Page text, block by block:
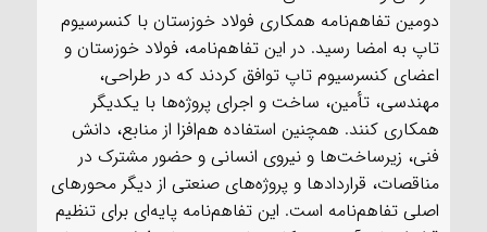
دومین تفاهم‌نامه همکاری فولاد خوزستان با کنسرسیوم
تاپ به امضا رسید. در این تفاهم‌نامه، فولاد خوزستان و
اعضای کنسرسیوم تاپ توافق کردند که در طراحی،
مهندسی، تأمین، ساخت و اجرای پروژه‌ها با یکدیگر
همکاری کنند. همچنین استفاده هم‌افزا از منابع، دانش
فنی، زیرساخت‌ها و نیروی انسانی و حضور مشترک در
مناقصات، قراردادها و پروژه‌های صنعتی از دیگر محورهای
اصلی تفاهم‌نامه است. این تفاهم‌نامه پایه‌ای برای تنظیم